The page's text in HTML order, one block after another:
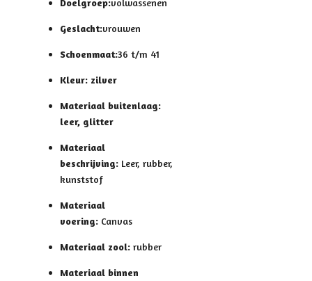
Geslacht:vrouwen
Schoenmaat:36 t/m 41
Kleur: zilver
Materiaal buitenlaag:
leer, glitter
Materiaal
beschrijving: Leer, rubber,
kunststof
Materiaal
voering: Canvas
Materiaal zool: rubber
Materiaal binnen